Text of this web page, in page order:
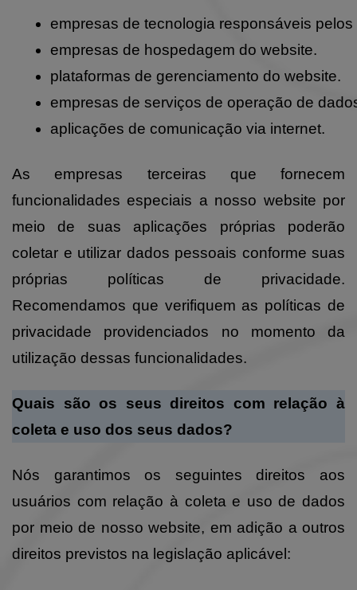
empresas de tecnologia responsáveis
empresas de hospedagem do website.
plataformas de gerenciamento do website.
empresas de serviços de operação de
aplicações de comunicação via internet.
As empresas terceiras que fornecem
funcionalidades especiais a nosso website por
meio de suas aplicações próprias poderão
coletar e utilizar dados pessoais conforme suas
próprias políticas de privacidade.
Recomendamos que verifiquem as políticas de
privacidade providenciados no momento da
utilização dessas funcionalidades.
Quais são os seus direitos com relação à
coleta e uso dos seus dados?
Nós garantimos os seguintes direitos aos
usuários com relação à coleta e uso de dados
por meio de nosso website, em adição a outros
direitos previstos na legislação aplicável: